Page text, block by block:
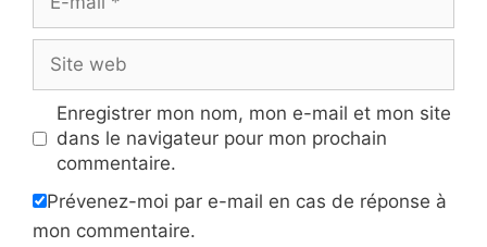
mail
web
Enregistrer mon nom, mon e-mail et mon site
dans le navigateur pour mon prochain
commentaire.
Prévenez-moi par e-mail en cas de réponse à
mon commentaire.